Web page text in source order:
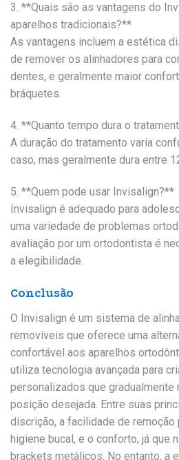
3. **Quais são as vantagens do
aparelhos tradicionais?**
As vantagens incluem a estética
de remover os alinhadores para
dentes, e geralmente maior
bráquetes.
4. **Quanto tempo dura o
A duração do tratamento varia
caso, mas geralmente dura entre
5. **Quem pode usar Invisalign?**
Invisalign é adequado para
uma variedade de problemas
avaliação por um ortodontista é
a elegibilidade.
Conclusão
O Invisalign é um sistema de
removíveis que oferece uma
confortável aos aparelhos
utiliza tecnologia avançada para
personalizados que gradualmente
posição desejada. Entre suas
discrição, a facilidade de remoção
higiene bucal, e o conforto, já que
brackets metálicos. No entanto, a